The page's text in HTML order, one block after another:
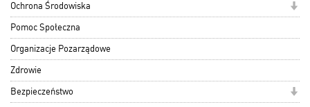
Ochrona Środowiska
Pomoc Społeczna
Organizacje Pozarządowe
Zdrowie
Bezpieczeństwo